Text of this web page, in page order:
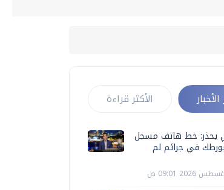
الأكثر قراءة
يحذر: خط هاتف مسجل
في جرائم لم